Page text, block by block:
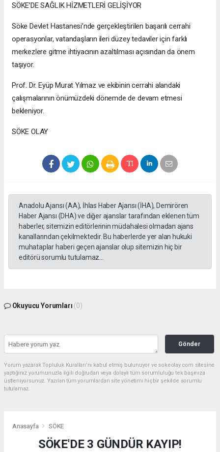
SÖKE’DE SAĞLIK HİZMETLERİ GELİŞİYOR
Söke Devlet Hastanesi’nde gerçekleştirilen başarılı cerrahi
operasyonlar, vatandaşların ileri düzey tedaviler için farklı
merkezlere gitme ihtiyacının azaltılması açısından da önem
taşıyor.
Prof. Dr. Eyüp Murat Yılmaz ve ekibinin cerrahi alandaki
çalışmalarının önümüzdeki dönemde de devam etmesi
bekleniyor.
SÖKE OLAY
Anadolu Ajansı (AA), İhlas Haber Ajansı (İHA), Demirören
Haber Ajansı (DHA) ve diğer ajanslar tarafından eklenen tüm
haberler, sitemizin editörlerinin müdahalesi olmadan ajans
kanallarından çekilmektedir. Bu haberlerde yer alan hukuki
muhataplar haberi geçen ajanslar olup sitemizin hiç bir
editörü sorumlu tutulamaz...
Okuyucu Yorumları (0)
Gönder
Yorum yazarak Topluluk Kuralları’nı kabul etmiş bulunuyor ve sokeolay.com sitesine
yaptığınız yorumunuzla ilgili doğrudan veya dolaylı tüm sorumluluğu tek başınıza
üstleniyorsunuz. Yazılan tüm yorumlardan site yönetimi hiçbir şekilde sorumlu
tutulamaz.
Anasayfa SÖKE
SÖKE'DE 3 GÜNDÜR KAYIP!